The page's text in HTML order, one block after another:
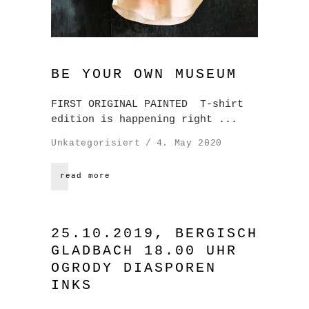
BE YOUR OWN MUSEUM
FIRST ORIGINAL PAINTED T-shirt
edition is happening right
Unkategorisiert 4. May 2020
read more
25.10.2019, BERGISCH
GLADBACH 18.00 UHR
OGRODY DIASPOREN
INKS